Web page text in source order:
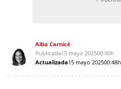
Alba Carnicé
Publicada15 mayo 202500:00h
Actualizada15 mayo 202500:48h